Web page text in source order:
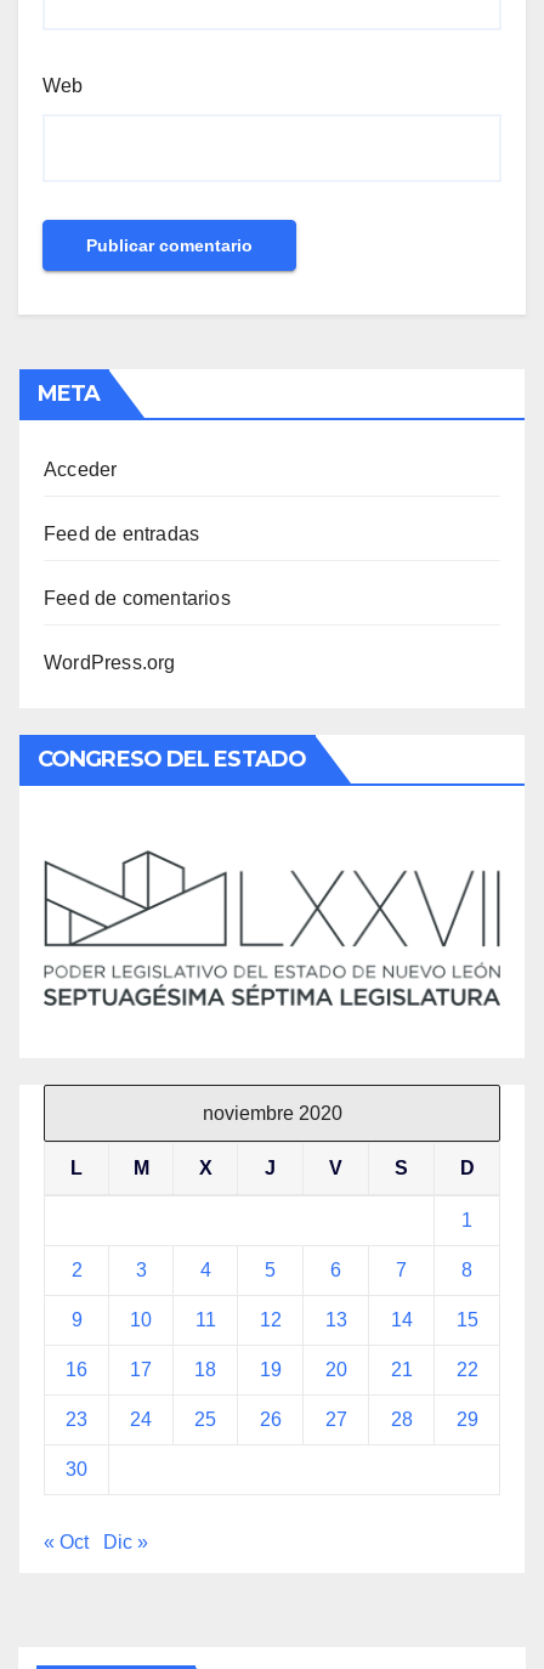
Web
META
Acceder
Feed de entradas
Feed de comentarios
WordPress.org
CONGRESO DEL ESTADO
noviembre 2020
L M X J V S D
1
2 3 4 5 6 7 8
9 10 11 12 13 14 15
16 17 18 19 20 21 22
23 24 25 26 27 28 29
30
« Oct Dic »